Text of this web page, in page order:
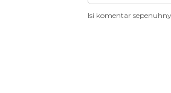
Isi komentar